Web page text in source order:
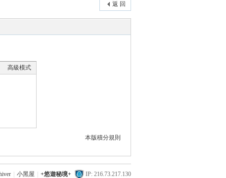
返 回
高級模式
本版積分規則
小黑屋 +悠遊秘境+ IP: 216.73.217.130